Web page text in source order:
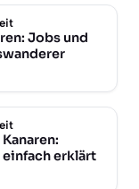
Jobs und
erklärt